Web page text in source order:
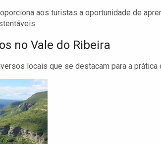
aos turistas a oportunidade de
no Vale do Ribeira
locais que se destacam para a prática